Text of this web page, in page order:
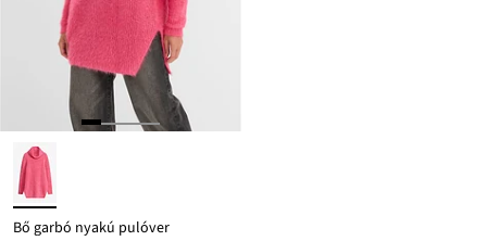
Bő garbó nyakú pulóver